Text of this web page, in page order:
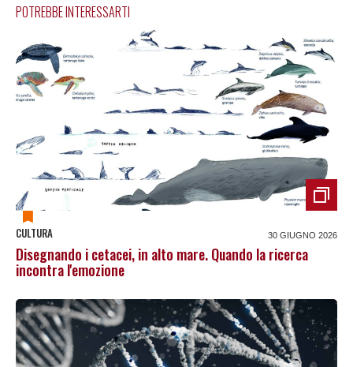
POTREBBE INTERESSARTI
CULTURA 30 GIUGNO 2026
Disegnando i cetacei, in alto mare. Quando la ricerca
incontra l'emozione